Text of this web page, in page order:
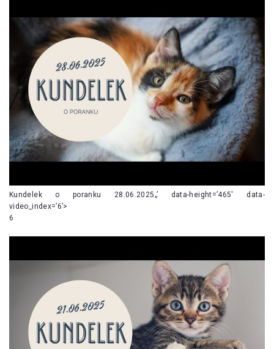
Kundelek o poranku 28.06.2025„’ data-height=’465′ data-
video_index=’6’>
6